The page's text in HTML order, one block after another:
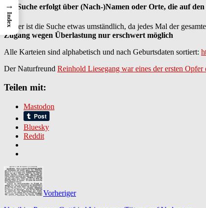
Die Suche erfolgt über (Nach-)Namen oder Orte, die auf
Leider ist die Suche etwas umständlich, da jedes Mal der
Zugang wegen Überlastung nur erschwert möglich
Alle Karteien sind alphabetisch und nach Geburtsdaten sortiert:
Der Naturfreund Reinhold Liesegang war eines der ersten Opfer
Teilen mit:
Mastodon
Bluesky
Reddit
Vorheriger
→
Index